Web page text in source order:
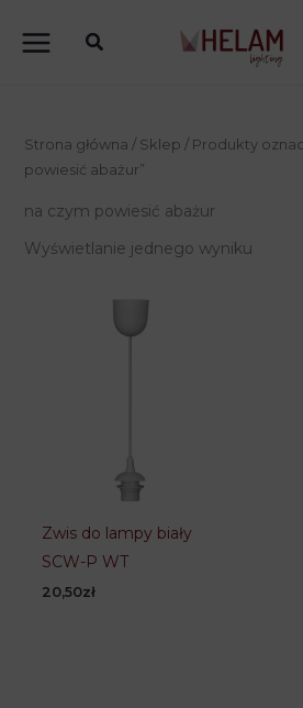
Strona główna / Sklep / Produkty
powiesić abażur”
na czym powiesić abażur
Wyświetlanie jednego wyniku
Zwis do lampy biały
SCW-P WT
20,50zł